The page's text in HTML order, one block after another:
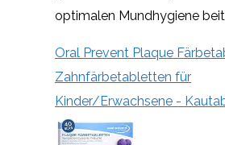
optimalen Mundhygiene
Oral Prevent Plaque
Zahnfärbetabletten für
Kinder/Erwachsene -